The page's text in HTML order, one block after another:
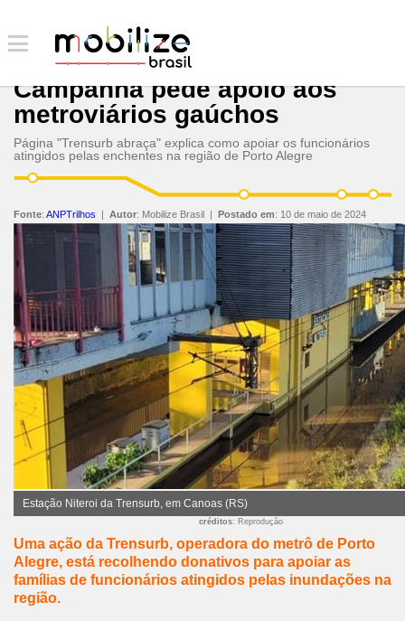
Campanha pede apoio aos
metroviários gaúchos
Página "Trensurb abraça" explica como apoiar os funcionários
atingidos pelas enchentes na região de Porto Alegre
Fonte: ANPTrilhos | Autor: Mobilize Brasil | Postado em: 10 de maio de 2024
Estação Niteroi da Trensurb, em Canoas (RS)
créditos: Reprodução
Uma ação da Trensurb, operadora do metrô de Porto
Alegre, está recolhendo donativos para apoiar as
famílias de funcionários atingidos pelas inundações na
região.